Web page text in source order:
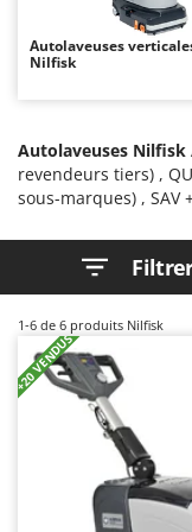
Autolaveuses
Autres
Bancs de scie
Barbecues
Brosses pour
Brouettes à
Broyeurs à
Broyeurs de
Butteurs pour
Chargeurs de
Charrues
Ambrogio Robot
Annovi
Arco
Ardes
Ariete
Attila
Ausonia
Awelco
Baesso
Bahco
Autolaveuses
Nilfisk
Autolaveuses Nilfisk
revendeurs tiers) ,
sous-marques) , SAV +
1-6 de 6 produits Nilfisk
+20 VENDUS